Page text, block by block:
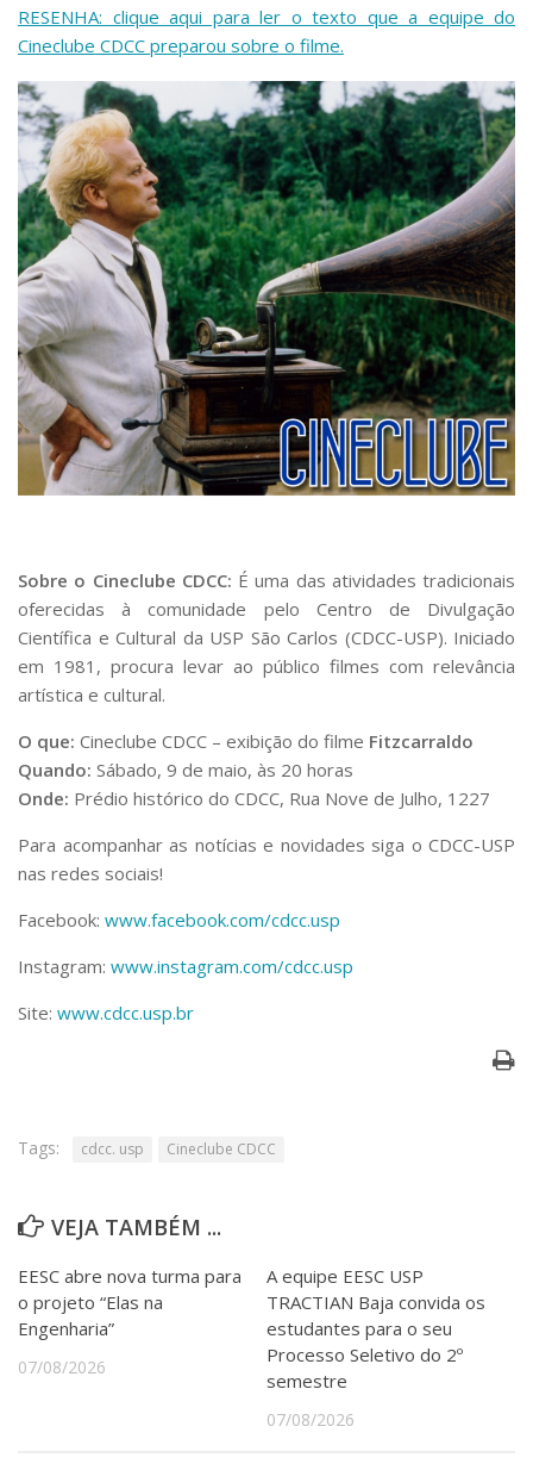
RESENHA: clique aqui para ler o texto que a equipe do
Cineclube CDCC preparou sobre o filme.
Sobre o Cineclube CDCC: É uma das atividades tradicionais
oferecidas à comunidade pelo Centro de Divulgação
Científica e Cultural da USP São Carlos (CDCC-USP). Iniciado
em 1981, procura levar ao público filmes com relevância
artística e cultural.
O que: Cineclube CDCC – exibição do filme Fitzcarraldo
Quando: Sábado, 9 de maio, às 20 horas
Onde: Prédio histórico do CDCC, Rua Nove de Julho, 1227
Para acompanhar as notícias e novidades siga o CDCC-USP
nas redes sociais!
Facebook: www.facebook.com/cdcc.usp
Instagram: www.instagram.com/cdcc.usp
Site: www.cdcc.usp.br
Tags: cdcc. usp Cineclube CDCC
VEJA TAMBÉM ...
EESC abre nova turma para
o projeto “Elas na
Engenharia”
07/08/2026
A equipe EESC USP
TRACTIAN Baja convida os
estudantes para o seu
Processo Seletivo do 2º
semestre
07/08/2026